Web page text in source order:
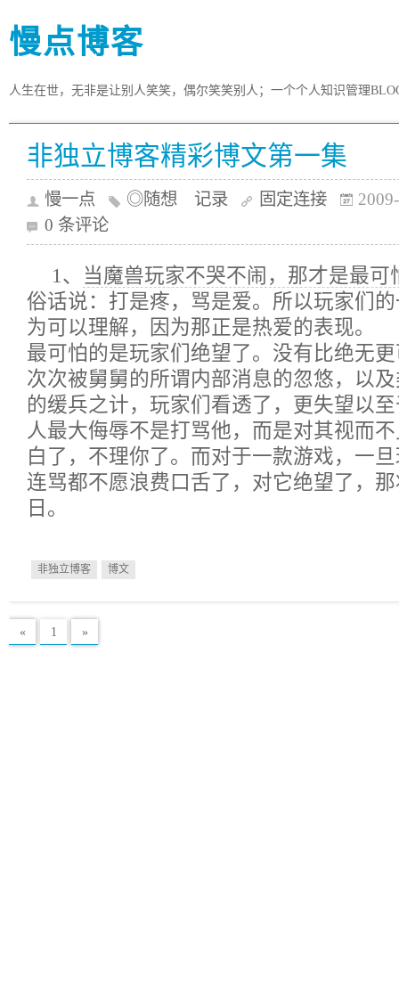
慢点博客
人生在世，无非是让别人笑笑，偶尔笑笑别人；一个个人知识管理
非独立博客精彩博文第一集
慢一点 ◎随想 记录 固定连接
0 条评论
1、
当魔兽玩家不哭不闹，那才是最可
俗话说：打是疼，骂是爱。所以玩家们
为可以理解，因为那正是热爱的表现。
最可怕的是玩家们绝望了。没有比绝无
次次被舅舅的所谓内部消息的忽悠，以
的缓兵之计，玩家们看透了，更失望以
人最大侮辱不是打骂他，而是对其视而
白了，不理你了。而对于一款游戏，一
连骂都不愿浪费口舌了，对它绝望了，
日。
非独立博客 博文
« 1 »